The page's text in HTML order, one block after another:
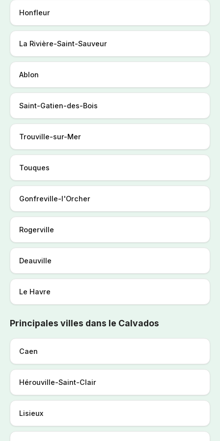
Honfleur
La Rivière-Saint-Sauveur
Ablon
Saint-Gatien-des-Bois
Trouville-sur-Mer
Touques
Gonfreville-l'Orcher
Rogerville
Deauville
Le Havre
Principales villes dans le Calvados
Caen
Hérouville-Saint-Clair
Lisieux